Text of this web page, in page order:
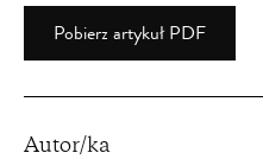
Pobierz artykuł PDF
Autor/ka